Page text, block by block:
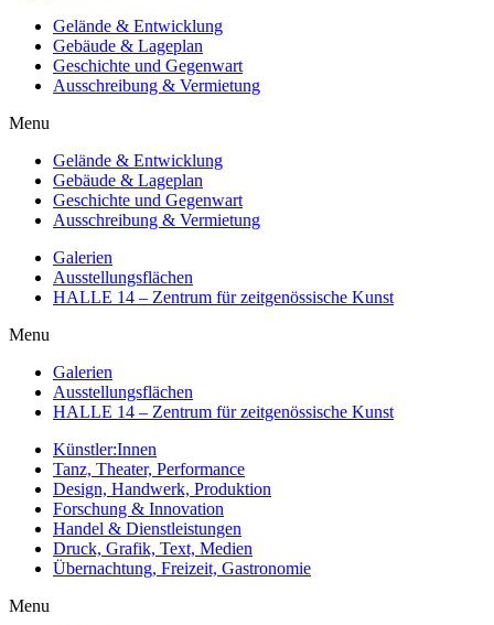
Gelände & Entwicklung
Gebäude & Lageplan
Geschichte und Gegenwart
Ausschreibung & Vermietung
Menu
Gelände & Entwicklung
Gebäude & Lageplan
Geschichte und Gegenwart
Ausschreibung & Vermietung
Galerien
Ausstellungsflächen
HALLE 14 – Zentrum für zeitgenössische Kunst
Menu
Galerien
Ausstellungsflächen
HALLE 14 – Zentrum für zeitgenössische Kunst
Künstler:Innen
Tanz, Theater, Performance
Design, Handwerk, Produktion
Forschung & Innovation
Handel & Dienstleistungen
Druck, Grafik, Text, Medien
Übernachtung, Freizeit, Gastronomie
Menu